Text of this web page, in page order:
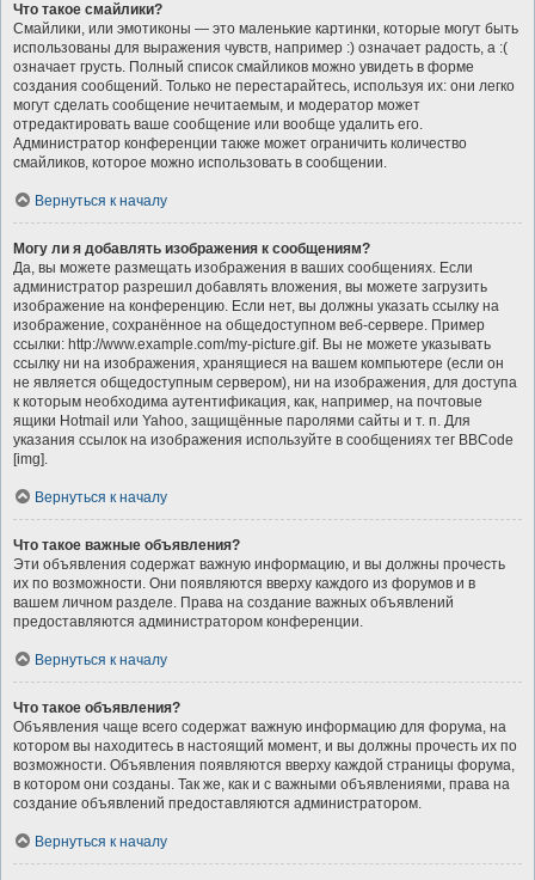
Что такое смайлики?
Смайлики, или эмотиконы — это маленькие картинки, которые могут быть
использованы для выражения чувств, например :) означает радость, а :(
означает грусть. Полный список смайликов можно увидеть в форме
создания сообщений. Только не перестарайтесь, используя их: они легко
могут сделать сообщение нечитаемым, и модератор может
отредактировать ваше сообщение или вообще удалить его.
Администратор конференции также может ограничить количество
смайликов, которое можно использовать в сообщении.
Вернуться к началу
Могу ли я добавлять изображения к сообщениям?
Да, вы можете размещать изображения в ваших сообщениях. Если
администратор разрешил добавлять вложения, вы можете загрузить
изображение на конференцию. Если нет, вы должны указать ссылку на
изображение, сохранённое на общедоступном веб-сервере. Пример
ссылки: http://www.example.com/my-picture.gif. Вы не можете указывать
ссылку ни на изображения, хранящиеся на вашем компьютере (если он
не является общедоступным сервером), ни на изображения, для доступа
к которым необходима аутентификация, как, например, на почтовые
ящики Hotmail или Yahoo, защищённые паролями сайты и т. п. Для
указания ссылок на изображения используйте в сообщениях тег BBCode
[img].
Вернуться к началу
Что такое важные объявления?
Эти объявления содержат важную информацию, и вы должны прочесть
их по возможности. Они появляются вверху каждого из форумов и в
вашем личном разделе. Права на создание важных объявлений
предоставляются администратором конференции.
Вернуться к началу
Что такое объявления?
Объявления чаще всего содержат важную информацию для форума, на
котором вы находитесь в настоящий момент, и вы должны прочесть их по
возможности. Объявления появляются вверху каждой страницы форума,
в котором они созданы. Так же, как и с важными объявлениями, права на
создание объявлений предоставляются администратором.
Вернуться к началу